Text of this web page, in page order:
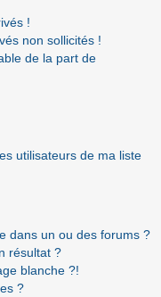
!
non sollicités !
de la part de
utilisateurs de ma liste
dans un ou des forums ?
résultat ?
blanche ?!
?